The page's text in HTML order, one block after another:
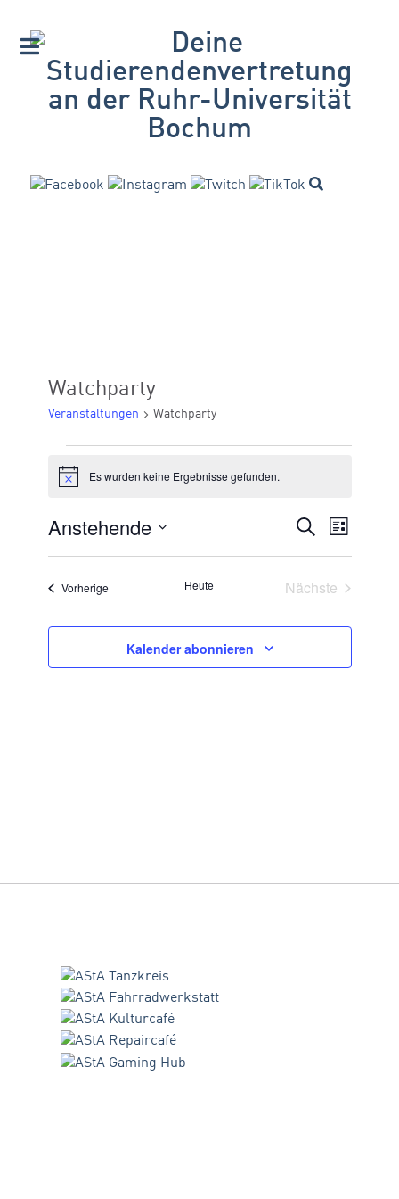
Watchparty
Veranstaltungen Watchparty
HinweisEs wurden keine Ergebnisse gefunden.
SUCHE
UND
Suche
Liste
Anstehende
VorherigeVeranstaltungenHeute Nächste
Kalender abonnieren